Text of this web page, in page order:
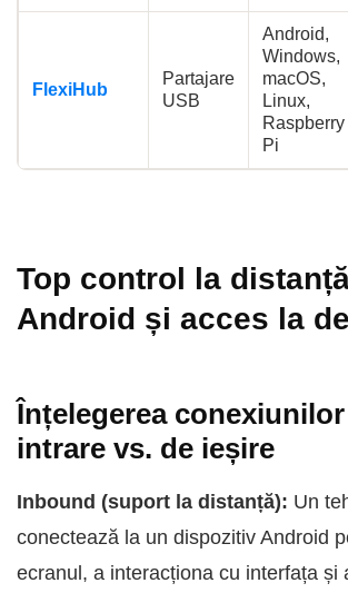
FlexiHub
Partajare
USB
Android,
Windows,
macOS,
Linux,
Raspberry
Pi
Top control la
Android și acces la
Înțelegerea
intrare vs. de ieșire
Inbound (suport la distanță): Un
conectează la un dispozitiv Android
ecranul, a interacționa cu interfața și